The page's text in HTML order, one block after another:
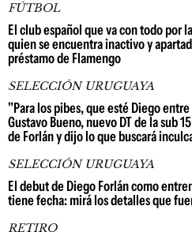
FÚTBOL
El club español que va con todo por
quien se encuentra inactivo y
préstamo de Flamengo
SELECCIÓN URUGUAYA
"Para los pibes, que esté Diego
Gustavo Bueno, nuevo DT de la sub
de Forlán y dijo lo que buscará
SELECCIÓN URUGUAYA
El debut de Diego Forlán como
tiene fecha: mirá los detalles que
RETIRO